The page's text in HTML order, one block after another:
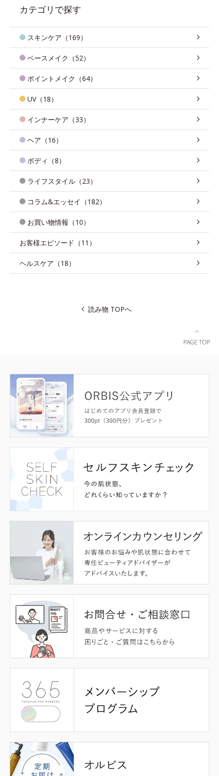
カテゴリで探す
スキンケア（169）
ベースメイク（52）
ポイントメイク（64）
UV（18）
インナーケア（33）
ヘア（16）
ボディ（8）
ライフスタイル（23）
コラム&エッセイ（182）
お買い物情報（10）
お客様エピソード（11）
ヘルスケア（18）
読み物 TOPへ